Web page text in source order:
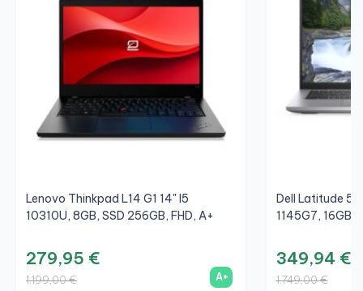
Lenovo Thinkpad L14 G1 14" I5
10310U, 8GB, SSD 256GB, FHD, A+
279,95 €
1.199,00 € A+
Dell Latitude
1145G7, 16GB,
349,94 €
1.749,00 €